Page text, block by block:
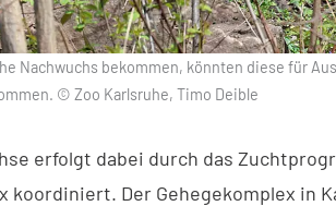
Nachwuchs bekommen, könnten diese für
© Zoo Karlsruhe, Timo Deible
erfolgt dabei durch das
koordiniert. Der Gehegekomplex in